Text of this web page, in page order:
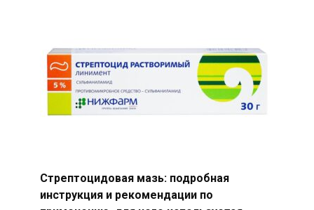
Стрептоцидовая мазь: подробная
инструкция и рекомендации по